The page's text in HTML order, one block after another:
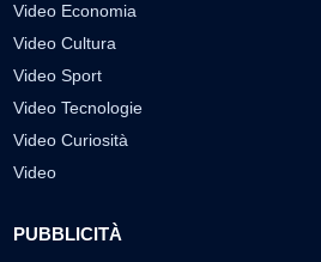
Video Economia
Video Cultura
Video Sport
Video Tecnologie
Video Curiosità
Video
PUBBLICITÀ